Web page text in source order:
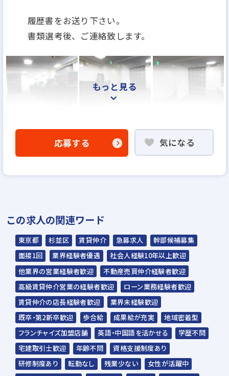
履歴書をお送り下さい。
書類選考後、ご連絡致します。
もっと見る
応募する 気になる
この求人の関連ワード
東京都 杉並区 賃貸仲介 急募求人
幹部候補募集
面接1回
業界経験者優遇
社会人経験10年以上歓迎
他業界の営業経験者歓迎
不動産売買仲介経験者歓迎
高級賃貸仲介営業の経験者歓迎
ローン業務経験者歓迎
賃貸仲介の店長経験者歓迎
業界未経験歓迎
既卒・第2新卒歓迎
歩合給 成果給が充実
地域密着型
フランチャイズ加盟店舗
英語・中国語を活かせる
学歴不問
宅建取引士歓迎
年齢不問
資格支援制度あり
研修制度あり
転勤なし 残業少ない
女性が活躍中